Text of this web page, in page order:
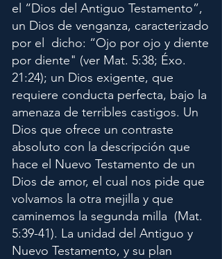
el “Dios del Antiguo Testamento”,
un Dios de venganza, caracterizado
por el dicho: “Ojo por ojo y diente
por diente" (ver Mat. 5:38; Éxo.
21:24); un Dios exigente, que
requiere conducta perfecta, bajo la
amenaza de terribles castigos. Un
Dios que ofrece un contraste
absoluto con la descripción que
hace el Nuevo Testamento de un
Dios de amor, el cual nos pide que
volvamos la otra mejilla y que
caminemos la segunda milla (Mat.
5:39-41). La unidad del Antiguo y
Nuevo Testamento, y su plan